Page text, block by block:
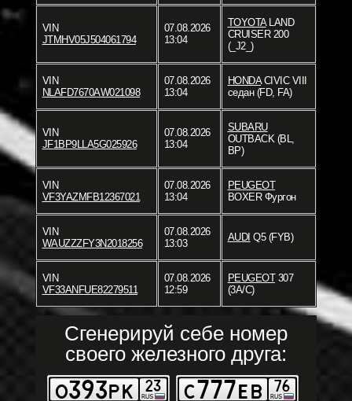
VIN
JTMHV05J504061794
07.08.2026
13:04
TOYOTALAND
CRUISER 200
(_J2_)
VIN
NLAFD7670AW021098
07.08.2026
13:04
HONDACIVIC VIII
седан (FD, FA)
VIN
JF1BP9LLA5G025926
07.08.2026
13:04
SUBARU
OUTBACK (BL,
BP)
VIN
VF3YAZMFB12367021
07.08.2026
13:04
PEUGEOT
BOXER Фургон
VIN
WAUZZZFY3N2018256
07.08.2026
13:03
AUDI Q5 (FYB)
VIN
VF33ANFUE82279511
07.08.2026
12:59
PEUGEOT307
(3A/C)
Сгенерируй себе номер
своего железного друга: